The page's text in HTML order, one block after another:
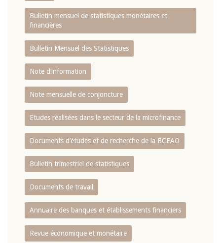
Bulletin mensuel de statistiques monétaires et
financières
Bulletin Mensuel des Statistiques
Note d’information
Note mensuelle de conjoncture
Etudes réalisées dans le secteur de la microfinance
Documents d’études et de recherche de la BCEAO
Bulletin trimestriel de statistiques
Documents de travail
Annuaire des banques et établissements financiers
Revue économique et monétaire